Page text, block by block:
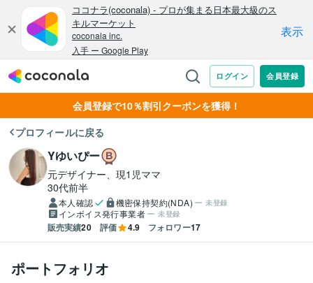
会員登録で10％割引クーポンを獲得！
プロフィールに戻る
Yゆいぴー
元デザイナー、現1児ママ
30代前半
本人確認 機密保持契約(NDA) 未登録
インボイス発行事業者 未登録
販売実績20 評価 4.9 フォロワー17
ポートフォリオ